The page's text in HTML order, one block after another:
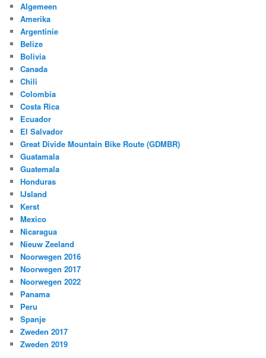
Algemeen
Amerika
Argentinie
Belize
Bolivia
Canada
Chili
Colombia
Costa Rica
Ecuador
El Salvador
Great Divide Mountain Bike Route (GDMBR)
Guatamala
Guatemala
Honduras
IJsland
Kerst
Mexico
Nicaragua
Nieuw Zeeland
Noorwegen 2016
Noorwegen 2017
Noorwegen 2022
Panama
Peru
Spanje
Zweden 2017
Zweden 2019